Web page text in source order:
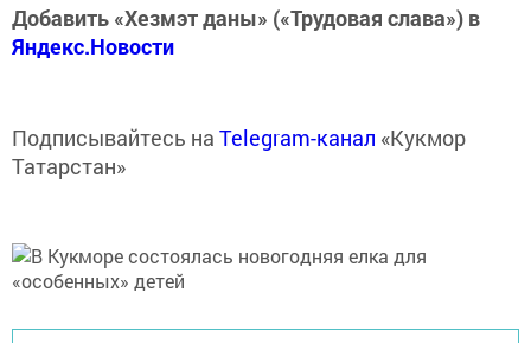
Добавить «Хезмэт даны» («Трудовая слава») в
Яндекс.Новости
Подписывайтесь на Telegram-канал «Кукмор
Татарстан»